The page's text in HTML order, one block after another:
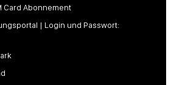
Card Abonnement
| Login und Passwort: